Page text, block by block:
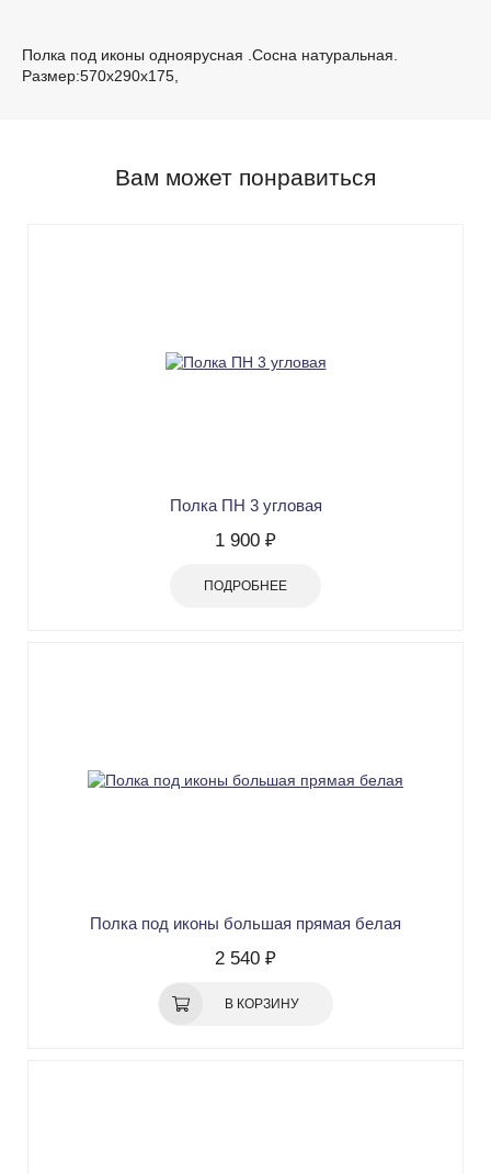
Полка под иконы одноярусная .Сосна натуральная.
Размер:570х290х175,
Вам может понравиться
Полка ПН 3 угловая
1 900 ₽
ПОДРОБНЕЕ
Полка под иконы большая прямая белая
2 540 ₽
В КОРЗИНУ